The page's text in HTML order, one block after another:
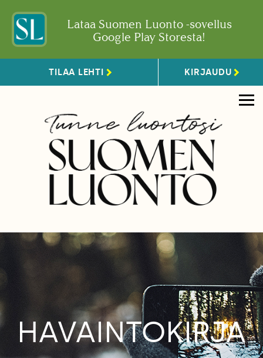
Lataa Suomen Luonto -sovellus
Google Play Storesta!
TILAA LEHTI KIRJAUDU
HAVAINTOKIRJA